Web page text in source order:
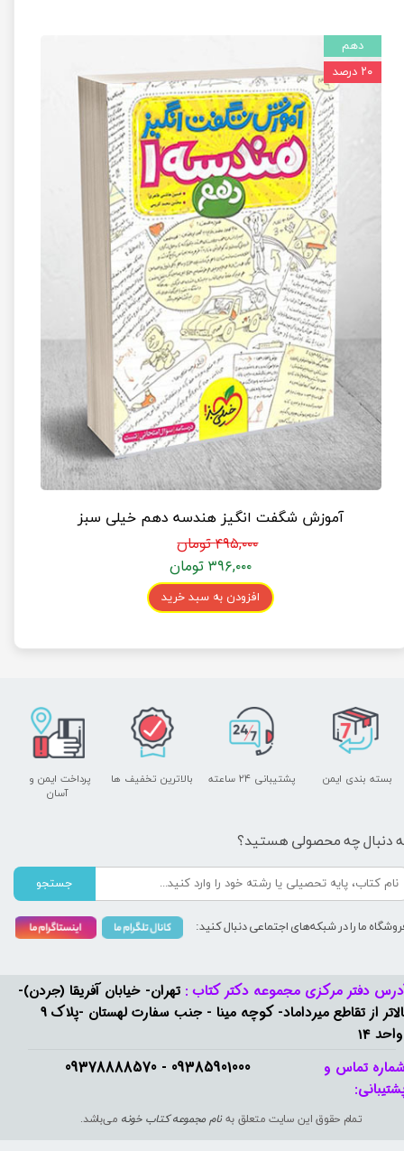
آموزش شگفت انگیز هندسه دهم خیلی سبز
۴۹۵,۰۰۰ تومان
۳۹۶,۰۰۰ تومان
افزودن به سبد خرید
دهم
۲۰ درصد
09385901000 - 09378888570​​​​​​​
دفتر مرکزی مجموعه دکتر کتاب : تهران- خیابان آفریقا (جردن)-
بالاتر از تقاطع میرداماد- کوچه مینا - جنب سفارت لهستان -پلاک 9
14
تمام حقوق این سایت متعلق بهنام مجموعه کتاب خونه می‌باشد.
تماس و
پشتیبانی ۲۴ ساعته
پرداخت ایمن و ​​​​​​​
آسان
بسته بندی ایمن بالاترین تخفیف ها
دنبال چه محصولی هستید؟
جستجو
ما را در شبکه‌های اجتماعی دنبال کنید: